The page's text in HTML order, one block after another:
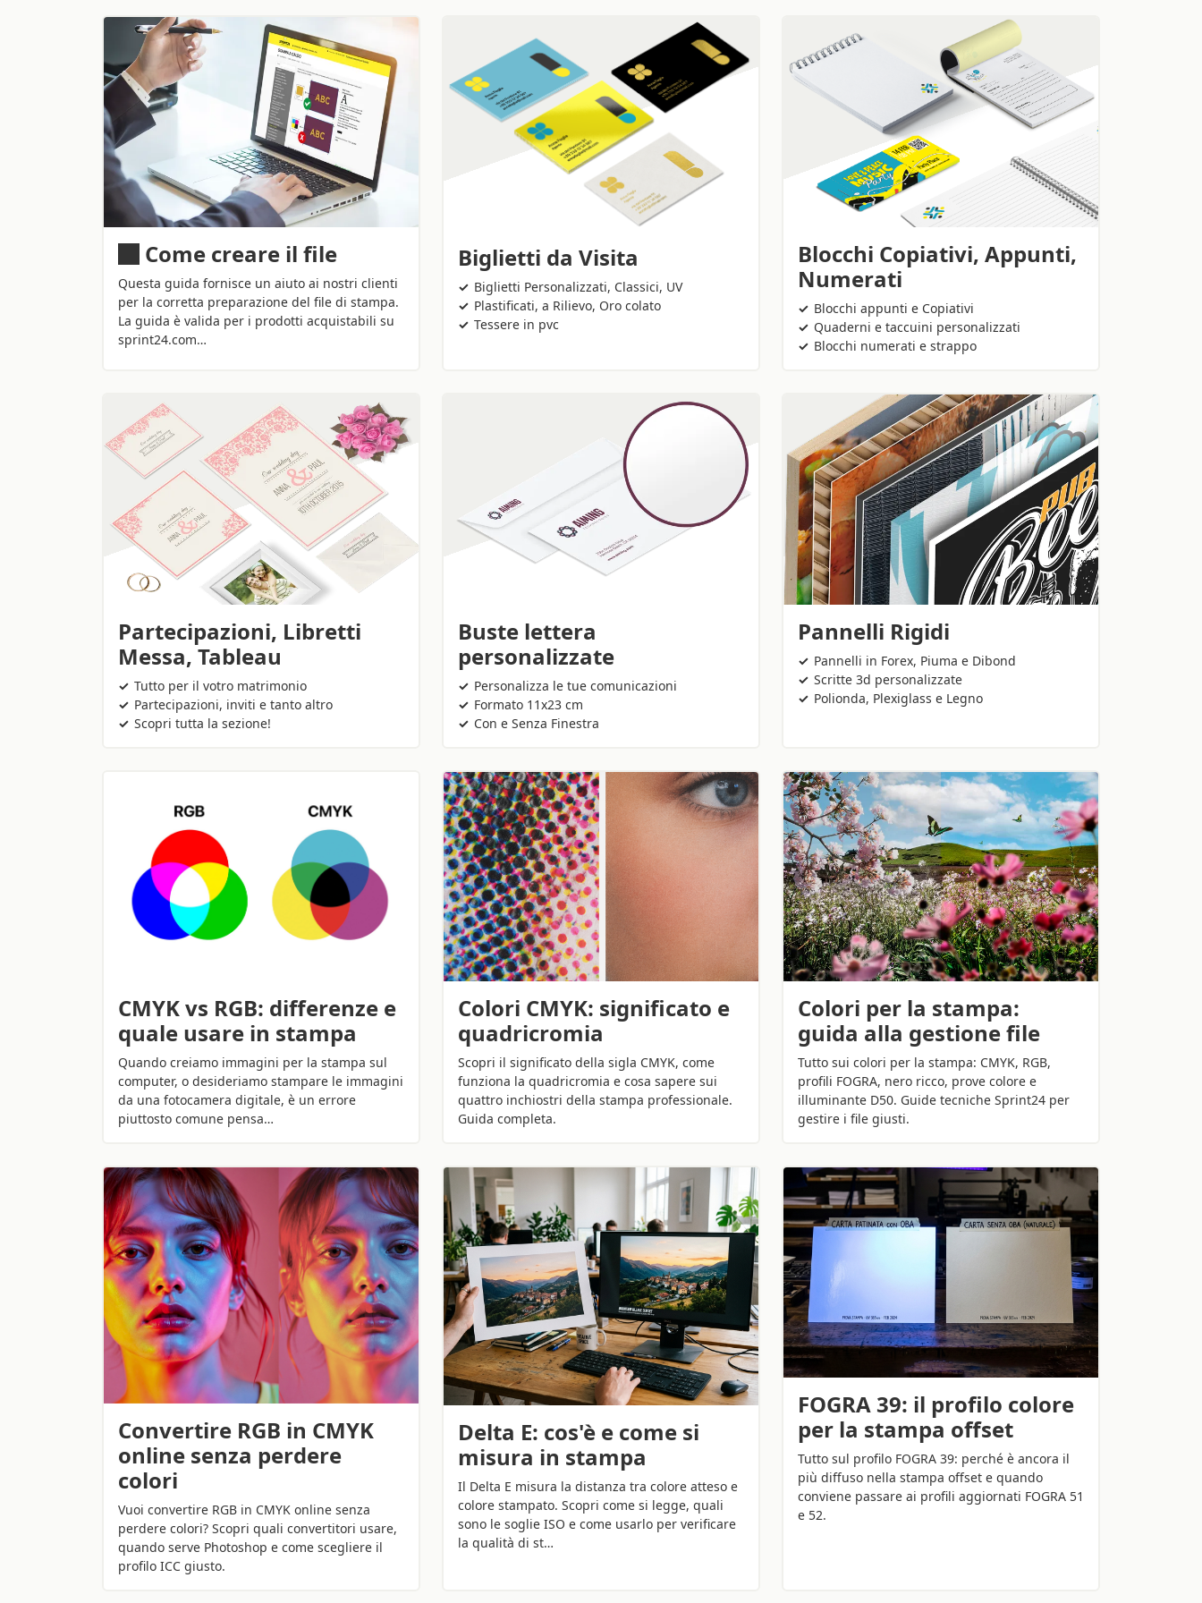
Come creare il file
Questa guida fornisce un aiuto ai nostri clienti
per la corretta preparazione del file di stampa.
La guida è valida per i prodotti acquistabili su
sprint24.com…
Biglietti da Visita
Biglietti Personalizzati, Classici, UV
Plastificati, a Rilievo, Oro colato
Tessere in pvc
Blocchi Copiativi, Appunti,
Numerati
Blocchi appunti e Copiativi
Quaderni e taccuini personalizzati
Blocchi numerati e strappo
Partecipazioni, Libretti
Messa, Tableau
Tutto per il votro matrimonio
Partecipazioni, inviti e tanto altro
Scopri tutta la sezione!
Buste lettera
personalizzate
Personalizza le tue comunicazioni
Formato 11x23 cm
Con e Senza Finestra
Pannelli Rigidi
Pannelli in Forex, Piuma e Dibond
Scritte 3d personalizzate
Polionda, Plexiglass e Legno
CMYK vs RGB: differenze e
quale usare in stampa
Quando creiamo immagini per la stampa sul
computer, o desideriamo stampare le immagini
da una fotocamera digitale, è un errore
piuttosto comune pensa…
Colori CMYK: significato e
quadricromia
Scopri il significato della sigla CMYK, come
funziona la quadricromia e cosa sapere sui
quattro inchiostri della stampa professionale.
Guida completa.
Colori per la stampa:
guida alla gestione file
Tutto sui colori per la stampa: CMYK, RGB,
profili FOGRA, nero ricco, prove colore e
illuminante D50. Guide tecniche Sprint24 per
gestire i file giusti.
Convertire RGB in CMYK
online senza perdere
colori
Vuoi convertire RGB in CMYK online senza
perdere colori? Scopri quali convertitori usare,
quando serve Photoshop e come scegliere il
profilo ICC giusto.
Delta E: cos'è e come si
misura in stampa
Il Delta E misura la distanza tra colore atteso e
colore stampato. Scopri come si legge, quali
sono le soglie ISO e come usarlo per verificare
la qualità di st…
FOGRA 39: il profilo colore
per la stampa offset
Tutto sul profilo FOGRA 39: perché è ancora il
più diffuso nella stampa offset e quando
conviene passare ai profili aggiornati FOGRA 51
e 52.